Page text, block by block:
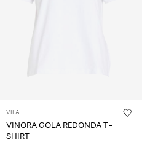
VILA
VINORA GOLA REDONDA T-
SHIRT